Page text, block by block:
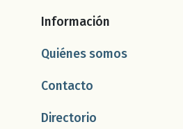
Información
Quiénes somos
Contacto
Directorio